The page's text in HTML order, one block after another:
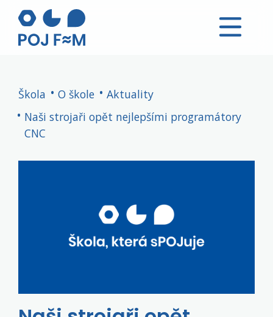
Škola O škole
Aktuality
Naši strojaři opět nejlepšími programátory
CNC